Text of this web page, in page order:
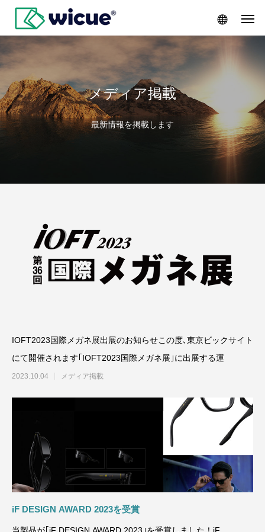
メディア掲載
最新情報を掲載します
IOFT2023国際メガネ展出展のお知らせこの度､東京ビックサイト
にて開催されます｢IOFT2023国際メガネ展｣に出展する運
2023.10.04 メディア掲載
iF DESIGN AWARD 2023を受賞